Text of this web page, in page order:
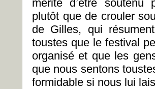
mérite d’être soutenu
plutôt que de crouler
de Gilles, qui
toustes que le festival
organisé et que les
que nous sentons
formidable si nous lui